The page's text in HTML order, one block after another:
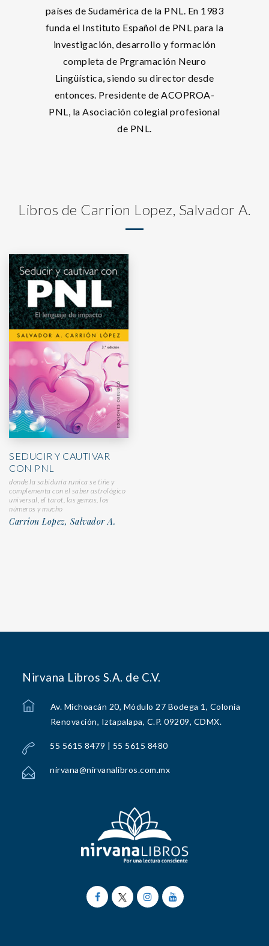
países de Sudamérica de la PNL. En 1983
funda el Instituto Español de PNL para la
investigación, desarrollo y formación
completa de Prgramación Neuro
Lingüística, siendo su director desde
entonces. Presidente de ACOPROA-
PNL, la Asociación colegial profesional
de PNL.
Libros de Carrion Lopez, Salvador A.
SEDUCIR Y CAUTIVAR
CON PNL
donde la sabiduría runica se tiñe y
complementa con el saber astrológico
universal, el tarot, las gemas, los
números y mucho
Carrion Lopez, Salvador A.
Nirvana Libros S.A. de C.V.
Av. Michoacán 20, Módulo 27 Bodega 1, Colonia
Renovación, Iztapalapa, C.P. 09209, CDMX.
55 5615 8479 | 55 5615 8480
nirvana@nirvanalibros.com.mx